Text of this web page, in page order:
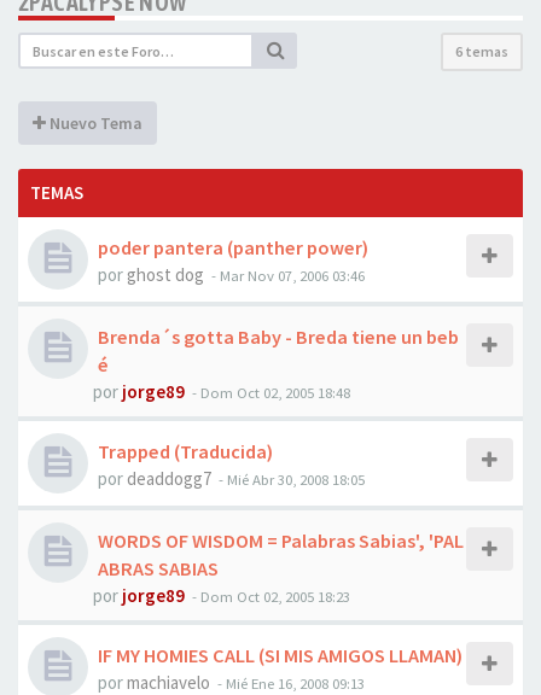
6 temas
Nuevo Tema
TEMAS
poder pantera (panther power)
por ghost dog - Mar Nov 07, 2006 03:46
Brenda´s gotta Baby - Breda tiene un beb
é
por jorge89 - Dom Oct 02, 2005 18:48
Trapped (Traducida)
por deaddogg7 - Mié Abr 30, 2008 18:05
WORDS OF WISDOM = Palabras Sabias', 'PAL
ABRAS SABIAS
por jorge89 - Dom Oct 02, 2005 18:23
IF MY HOMIES CALL (SI MIS AMIGOS LLAMAN)
pormachiavelo - Mié Ene 16, 2008 09:13